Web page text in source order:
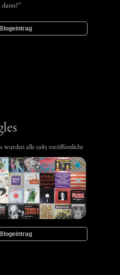
dann?”
wurden alle 1983 veröffentlicht